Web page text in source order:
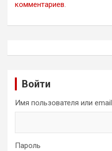
комментариев.
Войти
Имя пользователя или email
Пароль